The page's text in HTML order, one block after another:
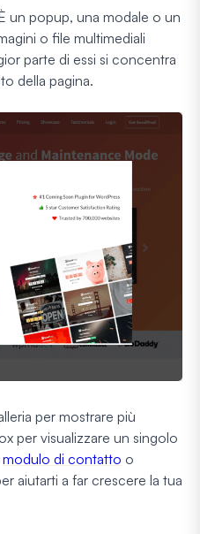
un popup, una modale o un
o file multimediali
parte di essi si concentra
della pagina.
per mostrare più
per visualizzare un singolo
modulo di contatto o
aiutarti a far crescere la tua